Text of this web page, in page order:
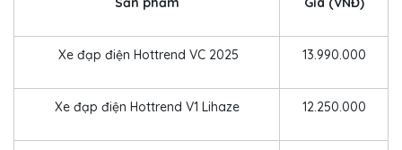
Xe đạp điện Hottrend VC 2025 13.990.000
Xe đạp điện Hottrend V1 Lihaze 12.250.000